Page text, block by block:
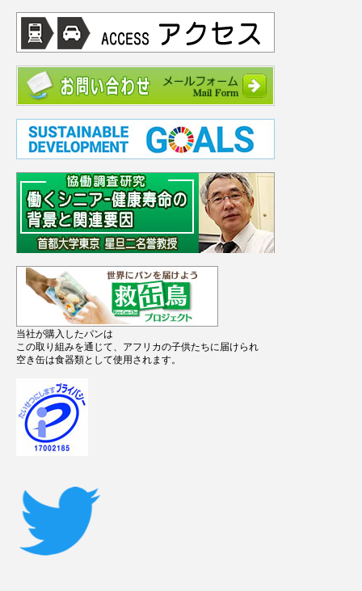
当社が購入したパンは
この取り組みを通じて、アフリカの子供たちに届けられ
空き缶は食器類として使用されます。